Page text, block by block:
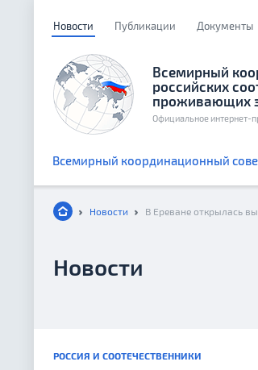
Новости Публикации Документы
Всемирный
российских
проживающих
Официальное интернет-
Всемирный координационный
Новости
Новости
РОССИЯ И СООТЕЧЕСТВЕННИКИ